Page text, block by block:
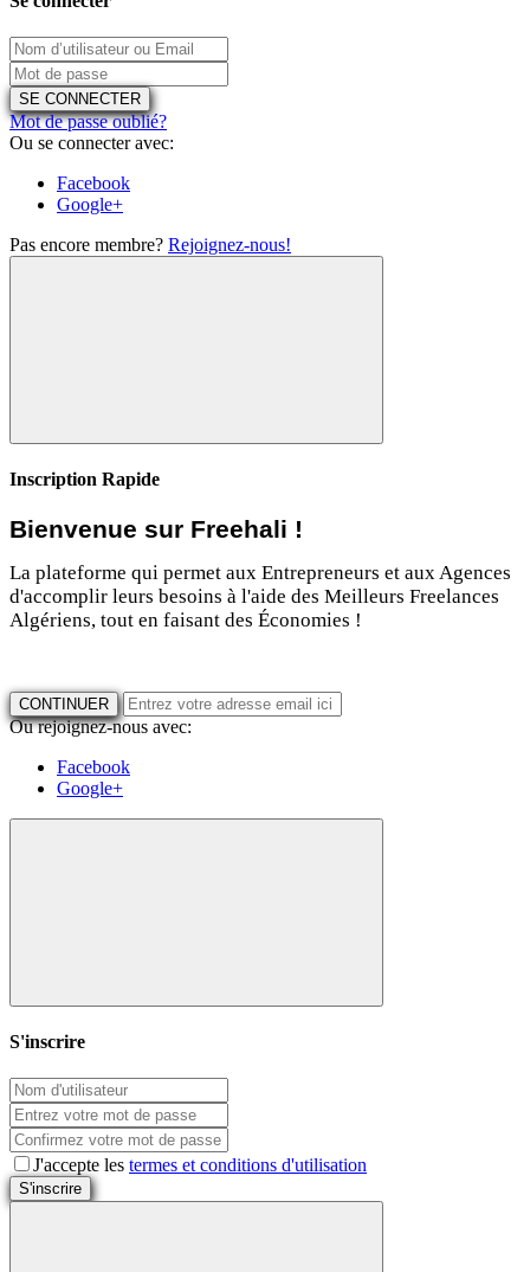
SE CONNECTER
Mot de passe oublié?
Ou se connecter avec:
Facebook
Google+
Pas encore membre? Rejoignez-nous!
Inscription Rapide
Bienvenue sur Freehali !
La plateforme qui permet aux Entrepreneurs et aux Agences
d'accomplir leurs besoins à l'aide des Meilleurs Freelances
Algériens, tout en faisant des Économies !
CONTINUER
Ou rejoignez-nous avec:
Facebook
Google+
S'inscrire
J'accepte les termes et conditions d'utilisation
S'inscrire